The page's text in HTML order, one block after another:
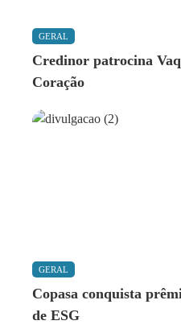
GERAL
Credinor patrocina
Coração
GERAL
Copasa conquista
de ESG